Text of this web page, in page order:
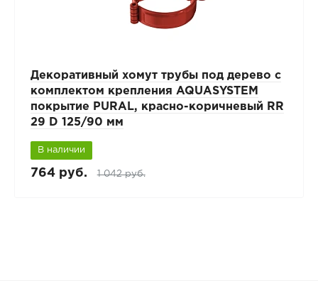
Декоративный хомут трубы под дерево с
комплектом крепления AQUASYSTEM
покрытие PURAL, красно-коричневый RR
29 D 125/90 мм
В наличии
764 руб. 1 042 руб.